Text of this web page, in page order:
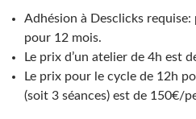
Adhésion à Desclicks
pour 12 mois.
Le prix d’un atelier de 4h est
Le prix pour le cycle de 12h
(soit 3 séances) est de 150€/